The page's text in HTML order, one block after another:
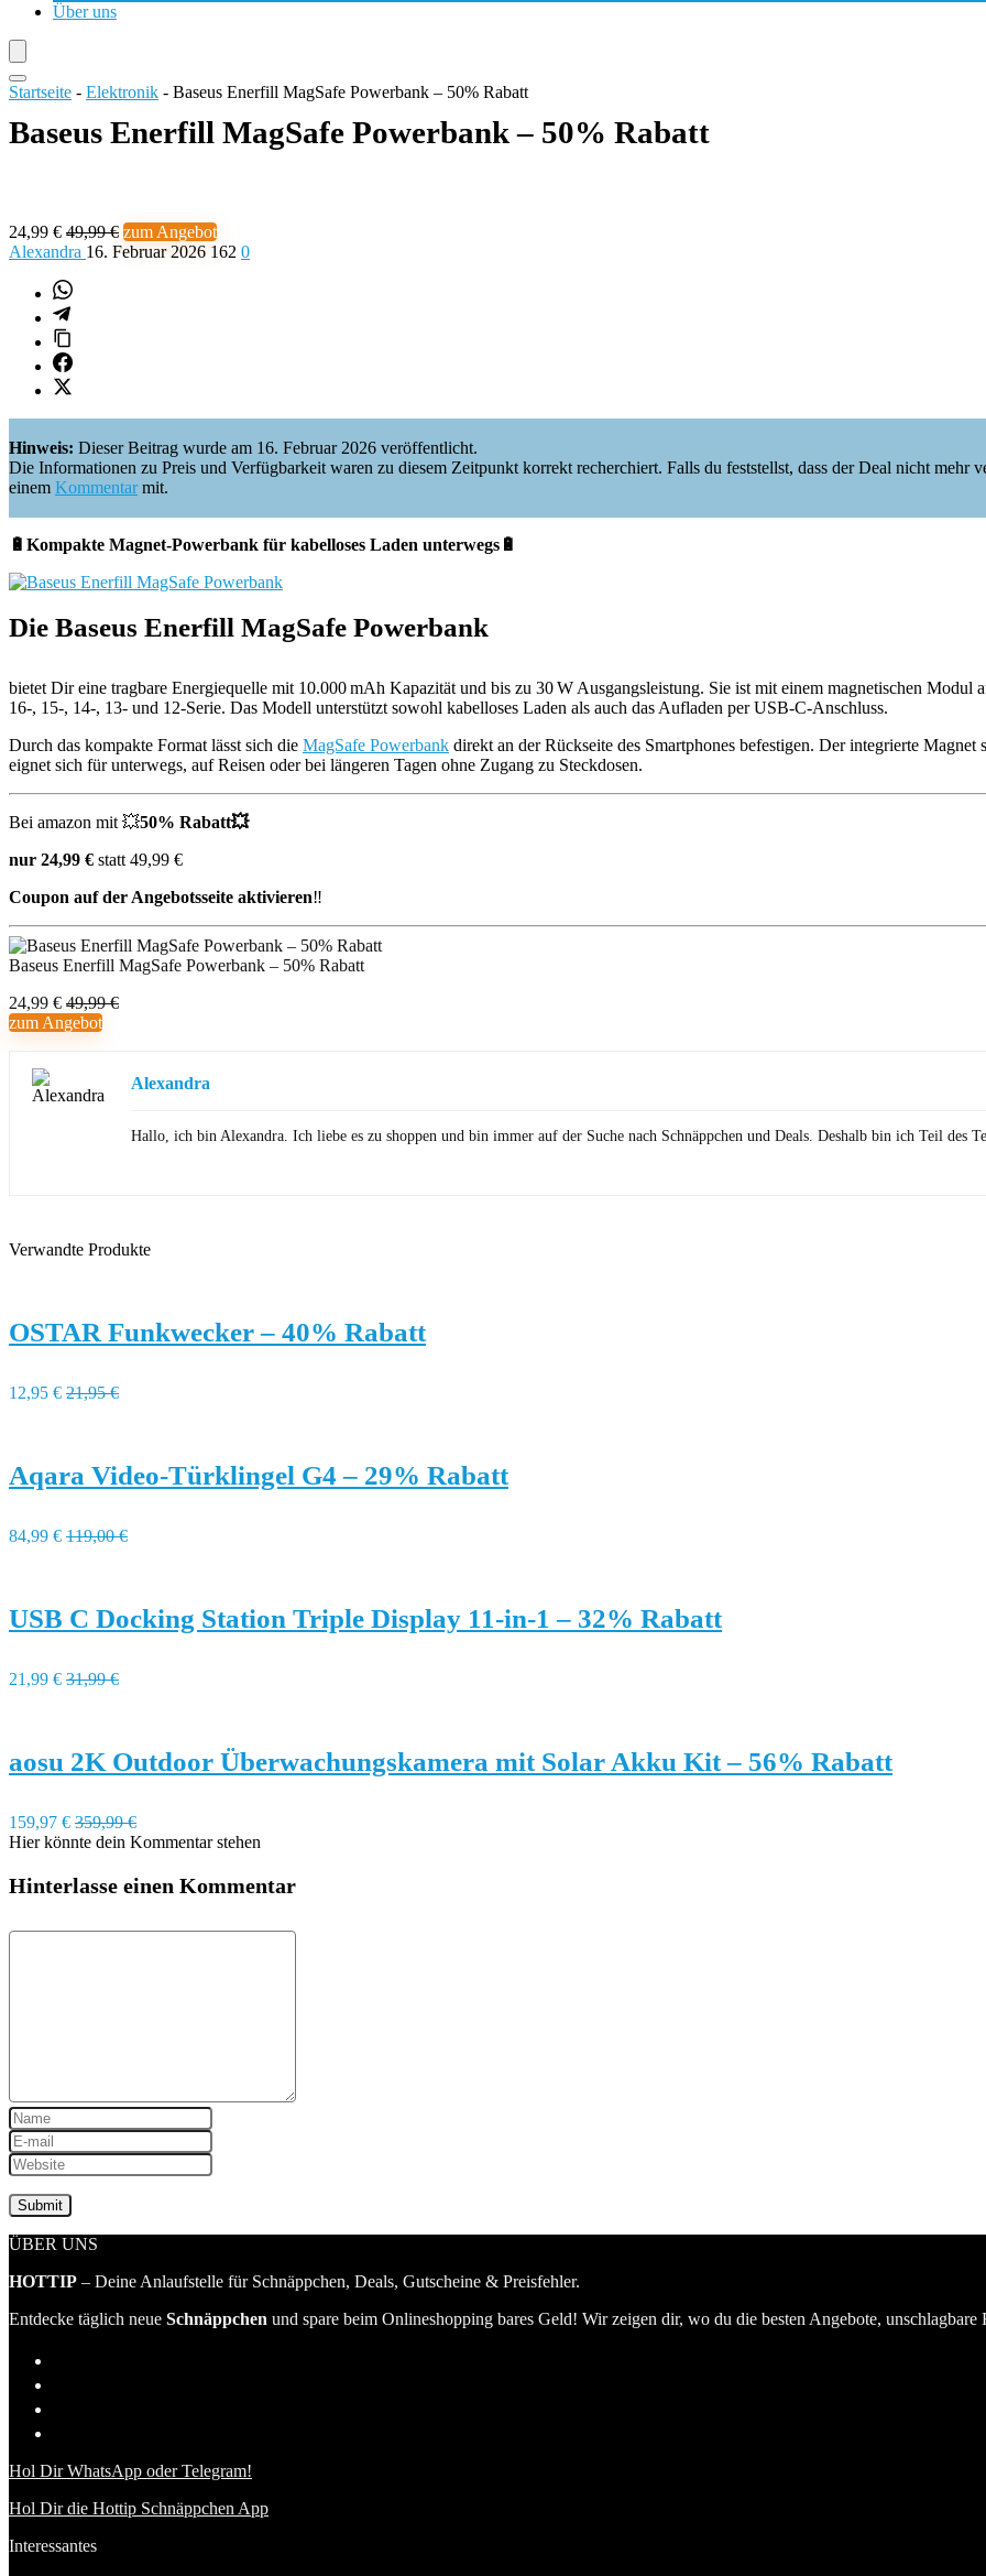
Über uns
Startseite - Elektronik - Baseus Enerfill MagSafe Powerbank – 50% Rabatt
Baseus Enerfill MagSafe Powerbank – 50% Rabatt
24,99 € 49,99 € zum Angebot
Alexandra 16. Februar 2026 162 0
Hinweis: Dieser Beitrag wurde am 16. Februar 2026 veröffentlicht.
Die Informationen zu Preis und Verfügbarkeit waren zu diesem Zeitpunkt korrekt recherchiert. Falls du feststellst, dass der Deal nicht mehr
einem Kommentarmit.
🔋Kompakte Magnet-Powerbank für kabelloses Laden unterwegs🔋
Die Baseus Enerfill MagSafe Powerbank
bietet Dir eine tragbare Energiequelle mit 10.000 mAh Kapazität und bis zu 30 W Ausgangsleistung. Sie ist mit einem magnetischen Modul
16-, 15-, 14-, 13- und 12-Serie. Das Modell unterstützt sowohl kabelloses Laden als auch das Aufladen per USB-C-Anschluss.
Durch das kompakte Format lässt sich die MagSafe Powerbank direkt an der Rückseite des Smartphones befestigen. Der integrierte
eignet sich für unterwegs, auf Reisen oder bei längeren Tagen ohne Zugang zu Steckdosen.
Bei amazon mit 💥50% Rabatt💥
nur 24,99 € statt 49,99 €
Coupon auf der Angebotsseite aktivieren‼️
Baseus Enerfill MagSafe Powerbank – 50% Rabatt
24,99 € 49,99 €
zum Angebot
Alexandra
Hallo, ich bin Alexandra. Ich liebe es zu shoppen und bin immer auf der Suche nach Schnäppchen und Deals. Deshalb bin ich Teil des
Verwandte Produkte
OSTAR Funkwecker – 40% Rabatt
12,95 € 21,95 €
Aqara Video-Türklingel G4 – 29% Rabatt
84,99 € 119,00 €
USB C Docking Station Triple Display 11-in-1 – 32% Rabatt
21,99 € 31,99 €
aosu 2K Outdoor Überwachungskamera mit Solar Akku Kit – 56% Rabatt
159,97 € 359,99 €
Hier könnte dein Kommentar stehen
Hinterlasse einen Kommentar
ÜBER UNS
HOTTIP – Deine Anlaufstelle für Schnäppchen, Deals, Gutscheine & Preisfehler.
Entdecke täglich neue Schnäppchen und spare beim Onlineshopping bares Geld! Wir zeigen dir, wo du die besten Angebote, unschlagbare
Hol Dir WhatsApp oder Telegram!
Hol Dir die Hottip Schnäppchen App
Interessantes